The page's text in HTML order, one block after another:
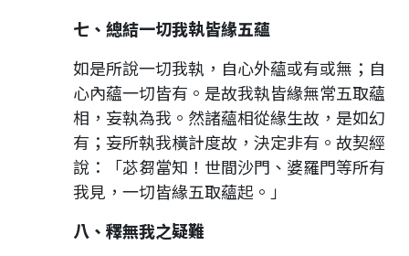
七、總結一切我執皆緣五蘊
如是所說一切我執，自心外蘊或有或無；自
心內蘊一切皆有。是故我執皆緣無常五取蘊
相，妄執為我。然諸蘊相從緣生故，是如幻
有；妄所執我橫計度故，決定非有。故契經
說：「苾芻當知！世間沙門、婆羅門等所有
我見，一切皆緣五取蘊起。」
八、釋無我之疑難